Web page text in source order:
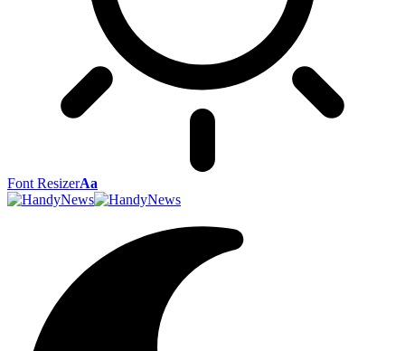
Font ResizerAa